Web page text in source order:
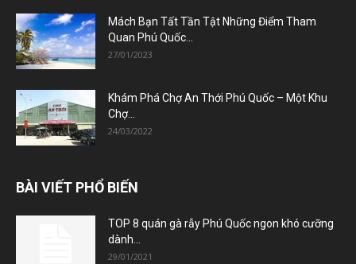
Mách Bạn Tất Tần Tật Những Điểm Tham
Quan Phú Quốc...
27/01/2023
Khám Phá Chợ An Thới Phú Quốc – Một Khu
Chợ...
24/03/2022
BÀI VIẾT PHỔ BIẾN
TOP 8 quán gà rẫy Phú Quốc ngon khó cưỡng
dành...
29/01/2021